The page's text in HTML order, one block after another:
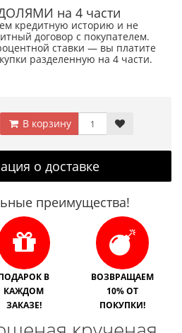
на 4 части
кредитную историю и не
договор с покупателем.
ставки — вы платите
разделенную на 4 части.
В корзину
о доставке
преимущества!
В
КАЖДОМ
ЗАКАЗЕ!
ВОЗВРАЩАЕМ
10% ОТ
ПОКУПКИ!